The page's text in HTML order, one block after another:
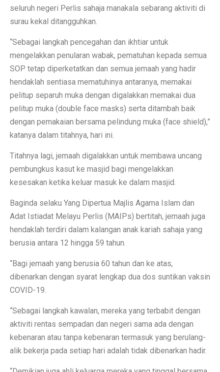
seluruh negeri Perlis sahaja manakala sebarang aktiviti di
surau kekal ditangguhkan.
“Sebagai langkah pencegahan dan ikhtiar untuk
mengelakkan penularan wabak, pematuhan kepada semua
SOP tetap diperketatkan dan semua jemaah yang hadir
hendaklah sentiasa mematuhinya antaranya, memakai
pelitup separuh muka dengan digalakkan memakai dua
pelitup muka (double face masks) serta ditambah baik
dengan pemakaian bersama pelindung muka (face shield),”
katanya dalam titahnya, hari ini.
Titahnya lagi, jemaah digalakkan untuk membawa uncang
pembungkus kasut ke masjid bagi mengelakkan
kesesakan ketika keluar masuk ke dalam masjid.
Baginda selaku Yang Dipertua Majlis Agama Islam dan
Adat Istiadat Melayu Perlis (MAIPs) bertitah, jemaah juga
hendaklah terdiri dalam kalangan anak kariah sahaja yang
berusia antara 12 hingga 59 tahun.
“Bagi jemaah yang berusia 60 tahun dan ke atas,
dibenarkan dengan syarat lengkap dua dos suntikan vaksin
COVID-19.
“Sebagai langkah kawalan, mereka yang terbabit dengan
aktiviti rentas sempadan dan negeri sama ada dengan
kebenaran atau tanpa kebenaran termasuk yang berulang-
alik bekerja pada setiap hari adalah tidak dibenarkan hadir.